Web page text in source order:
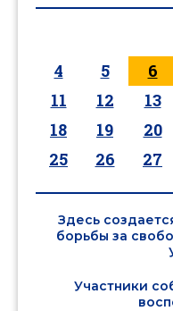
4
5 6
11
12 13
18
19 20
25
26 27
Здесь
борьбы за
Участники